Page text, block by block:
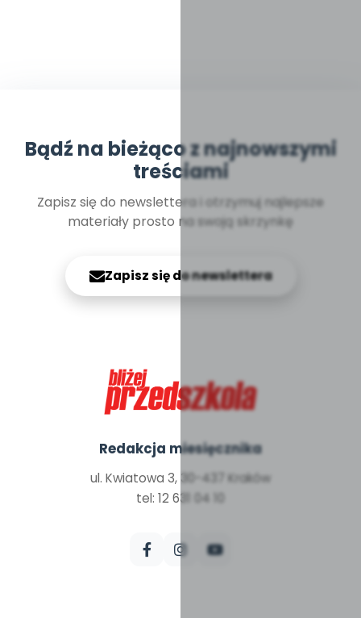
Bądź na bieżąco z najnowszymi
treściami
Zapisz się do newslettera i otrzymuj najlepsze
materiały prosto na swoją skrzynkę
Zapisz się do newslettera
Redakcja miesięcznika
ul. Kwiatowa 3, 30-437 Kraków
tel: 12 631 04 10